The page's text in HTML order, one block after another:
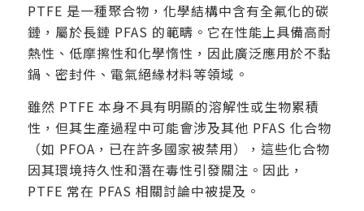
PTFE 是一種聚合物，化學結構中含有全氟化的碳
鏈，屬於長鏈 PFAS 的範疇。它在性能上具備高耐
熱性、低摩擦性和化學惰性，因此廣泛應用於不黏
鍋、密封件、電氣絕緣材料等領域。
雖然 PTFE 本身不具有明顯的溶解性或生物累積
性，但其生產過程中可能會涉及其他 PFAS 化合物
（如 PFOA，已在許多國家被禁用），這些化合物
因其環境持久性和潛在毒性引發關注。因此，
PTFE 常在 PFAS 相關討論中被提及。